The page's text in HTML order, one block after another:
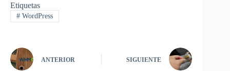
Etiquetas
#WordPress
ANTERIOR SIGUIENTE